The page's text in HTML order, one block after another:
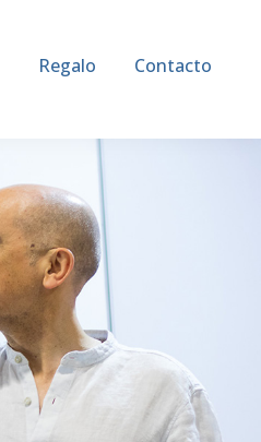
Regalo Contacto